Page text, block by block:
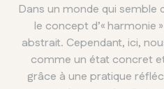
Dans un monde qui semble
le concept d’« harmonie
abstrait. Cependant, ici,
comme un état concret
grâce à une pratique